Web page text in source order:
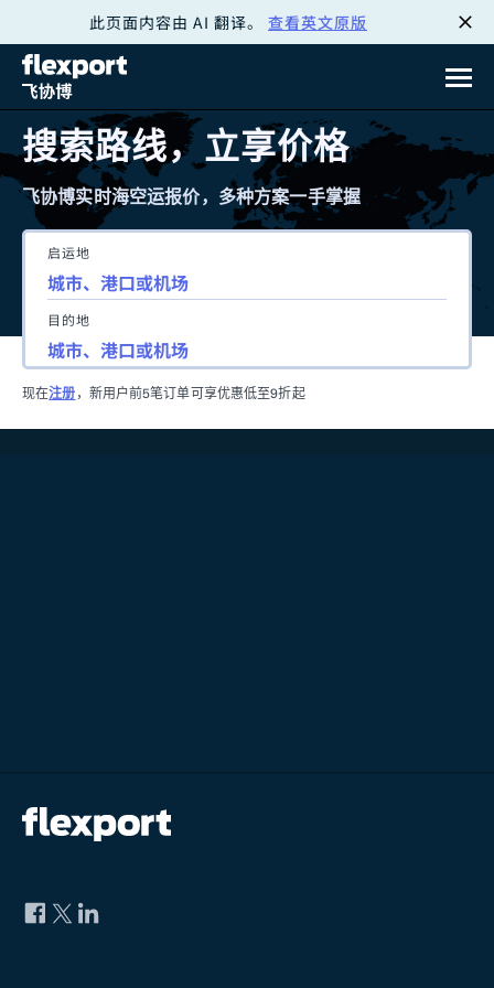
此页面内容由 AI 翻译。 查看英文原版
搜索路线，立享价格
飞协博实时海空运报价，多种方案一手掌握
启运地
目的地
现在注册 ，新用户前5笔订单可享优惠低至9折起